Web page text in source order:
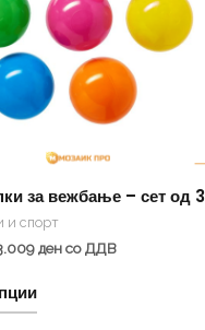
за вежбање – сет од 3
и спорт
денсо ДДВ
The
options
may
be
on
the
product
page